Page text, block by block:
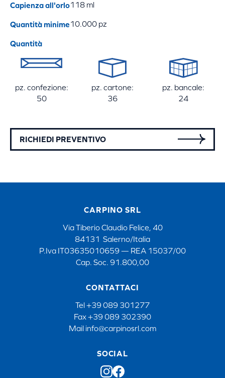
Capienza all'orlo118 ml
Quantità minime10.000 pz
Quantità
pz. confezione:
50
pz. cartone:
36
pz. bancale:
24
RICHIEDI PREVENTIVO
CARPINO SRL
Via Tiberio Claudio Felice, 40
84131 Salerno/Italia
P.Iva IT03635010659 — REA 15037/00
Cap. Soc. 91.800,00
CONTATTACI
Tel+39 089 301277
Fax+39 089 302390
Mail info@carpinosrl.com
SOCIAL